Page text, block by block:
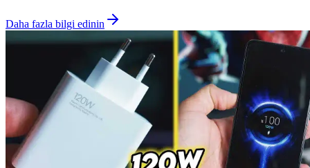
Daha fazla bilgi edinin